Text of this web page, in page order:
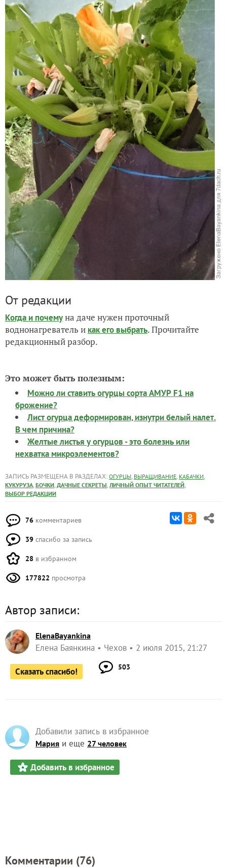
От редакции
Когда и почемуна даче нужен проточный
воднонагреватель и как его выбрать. Прочитайте
редакционный разбор.
Это может быть полезным:
Можно ли ставить огурцы сорта АМУР F1 на
брожение?
Лист огурца деформирован, изнутри белый налет.
В чем причина?
Желтые листья у огурцов - это болезнь или
нехватка микроэлементов?
ЗАПИСЬ РАЗМЕЩЕНА В РАЗДЕЛАХ: ОГУРЦЫ, ВЫРАЩИВАНИЕ, КАБАЧКИ,
КУКУРУЗА, БОЧКИ, ДАЧНЫЕ СЕКРЕТЫ, ЛИЧНЫЙ ОПЫТ ЧИТАТЕЛЕЙ,
ВЫБОР РЕДАКЦИИ
76 комментариев
39 спасибо за запись
28 в избранном
177822 просмотра
Автор записи:
ElenaBayankina
Елена Баянкина Чехов 2 июля 2015, 21:27
Сказать спасибо! 503
Добавили запись в избранное
Мария и еще 27 человек
Добавить в избранное
Комментарии (76)